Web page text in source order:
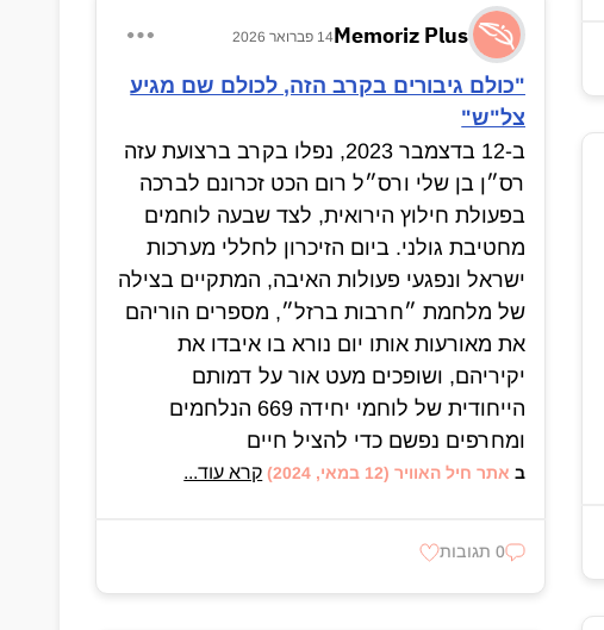
Memoriz Plus14 פברואר 2026
"כולם גיבורים בקרב הזה, לכולם שם מגיע
צל"ש"
ב-12 בדצמבר 2023, נפלו בקרב ברצועת עזה
רס״ן בן שלי ורס״ל רום הכט זכרונם לברכה
בפעולת חילוץ הירואית, לצד שבעה לוחמים
מחטיבת גולני. ביום הזיכרון לחללי מערכות
ישראל ונפגעי פעולות האיבה, המתקיים בצילה
של מלחמת ״חרבות ברזל״, מספרים הוריהם
את מאורעות אותו יום נורא בו איבדו את
יקיריהם, ושופכים מעט אור על דמותם
הייחודית של לוחמי יחידה 669 הנלחמים
ומחרפים נפשם כדי להציל חיים
ב אתר חיל האוויר (12 במאי, 2024) קרא עוד...
0 תגובות